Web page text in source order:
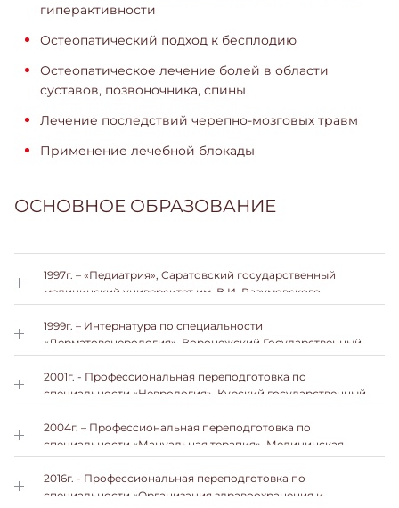
гиперактивности
Остеопатический подход к бесплодию
Остеопатическое лечение болей в области
суставов, позвоночника, спины
Лечение последствий черепно-мозговых травм
Применение лечебной блокады
ОСНОВНОЕ ОБРАЗОВАНИЕ
1997г. – «Педиатрия», Саратовский государственный
медицинский университет им. В.И. Разумовского
1999г. – Интернатура по специальности
«Дерматовенерология», Воронежский Государственный
Медицинский Университет им. Н.Н. Бурденко
2001г. - Профессиональная переподготовка по
специальности «Неврология», Курский государственный
медицинский университет
2004г. – Профессиональная переподготовка по
специальности «Мануальная терапия», Медицинская
академия остеопатического образования
2016г. - Профессиональная переподготовка по
специальности «Организация здравоохранения и